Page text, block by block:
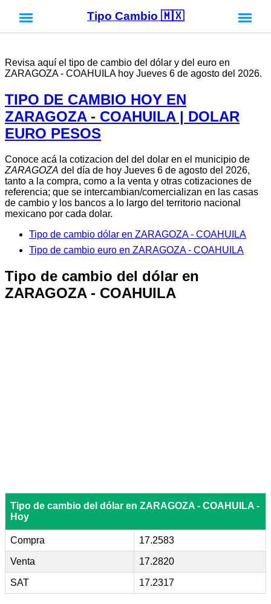
Tipo Cambio 🇲🇽
Revisa aquí el tipo de cambio del dólar y del euro en
ZARAGOZA - COAHUILA hoy Jueves 6 de agosto del 2026.
TIPO DE CAMBIO HOY EN
ZARAGOZA - COAHUILA | DOLAR
EURO PESOS
Conoce acá la cotizacion del del dolar en el municipio de
ZARAGOZA del día de hoy Jueves 6 de agosto del 2026,
tanto a la compra, como a la venta y otras cotizaciones de
referencia; que se intercambian/comercializan en las casas
de cambio y los bancos a lo largo del territorio nacional
mexicano por cada dolar.
Tipo de cambio dólar en ZARAGOZA - COAHUILA
Tipo de cambio euro en ZARAGOZA - COAHUILA
Tipo de cambio del dólar en
ZARAGOZA - COAHUILA
Tipo de cambio del dólar en ZARAGOZA - COAHUILA -
Hoy
Compra 17.2583
Venta 17.2820
SAT 17.2317